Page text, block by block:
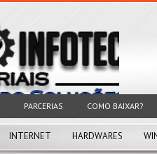
PARCERIAS COMO BAIXAR?
INTERNET HARDWARES